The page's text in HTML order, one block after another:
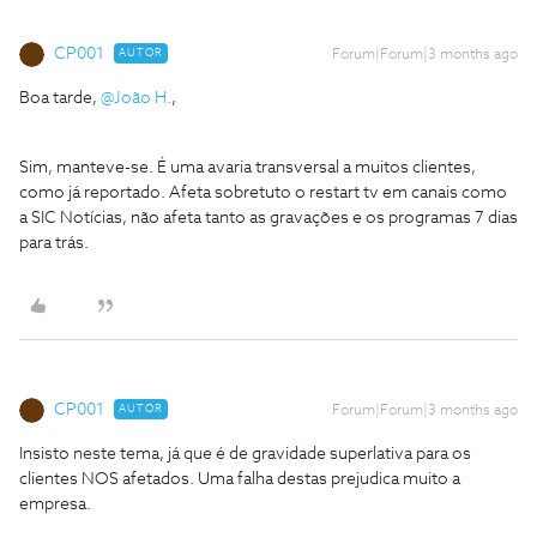
CP001 AUTOR Forum|Forum|3 months ago
Boa tarde, ​ @João H.,
Sim, manteve-se. É uma avaria transversal a muitos clientes,
como já reportado. Afeta sobretuto o restart tv em canais como
a SIC Notícias, não afeta tanto as gravações e os programas 7 dias
para trás.
CP001 AUTOR Forum|Forum|3 months ago
Insisto neste tema, já que é de gravidade superlativa para os
clientes NOS afetados. Uma falha destas prejudica muito a
empresa.